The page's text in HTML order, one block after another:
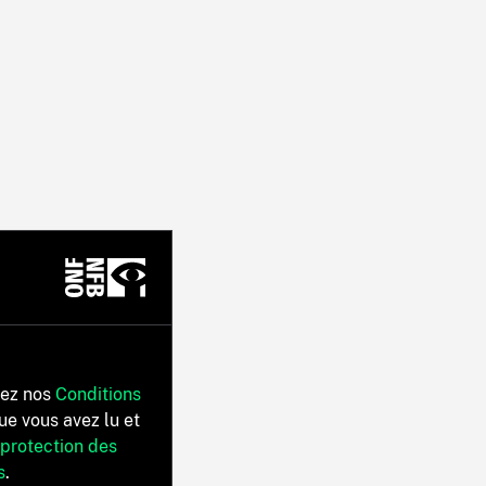
nos Conditions
vous avez lu et
des
.